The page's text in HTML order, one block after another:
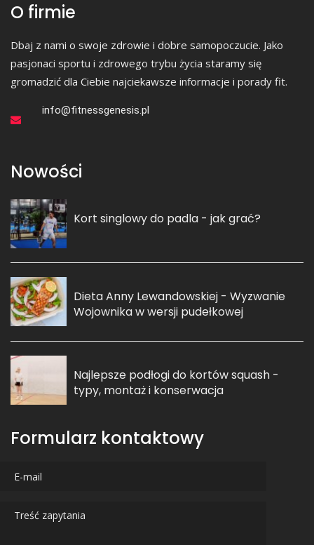
O firmie
Dbaj z nami o swoje zdrowie i dobre samopoczucie. Jako
pasjonaci sportu i zdrowego trybu życia staramy się
gromadzić dla Ciebie najciekawsze informacje i porady fit.
info@fitnessgenesis.pl
Nowości
Kort singlowy do padla - jak grać?
Dieta Anny Lewandowskiej - Wyzwanie
Wojownika w wersji pudełkowej
Najlepsze podłogi do kortów squash -
typy, montaż i konserwacja
Formularz kontaktowy